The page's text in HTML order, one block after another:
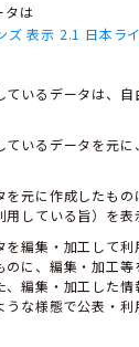
タは
ズ 表示 2.1 日本ラ
ているデータは、
ているデータを元に
を元に作成したも
している旨）を表
を編集・加工して
のに、編集・加工
、編集・加工した
うな様態で公表・